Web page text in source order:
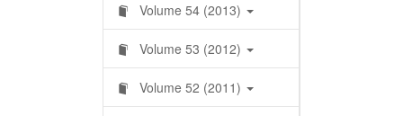
Volume 54 (2013)
Volume 53 (2012)
Volume 52 (2011)